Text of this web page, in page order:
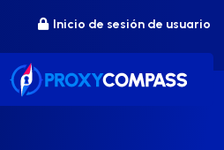
Inicio de sesión de usuario